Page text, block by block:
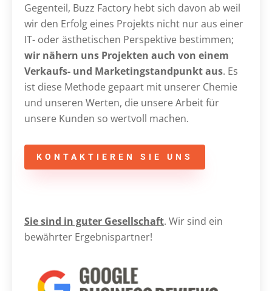
Gegenteil, Buzz Factory hebt sich davon ab weil
wir den Erfolg eines Projekts nicht nur aus einer
IT- oder ästhetischen Perspektive bestimmen;
wir nähern uns Projekten auch von einem
Verkaufs- und Marketingstandpunkt aus. Es
ist diese Methode gepaart mit unserer Chemie
und unseren Werten, die unsere Arbeit für
unsere Kunden so wertvoll machen.
KONTAKTIEREN SIE UNS
Sie sind in guter Gesellschaft. Wir sind ein
bewährter Ergebnispartner!